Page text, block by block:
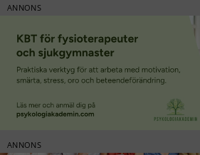
ANNONS
ANNONS